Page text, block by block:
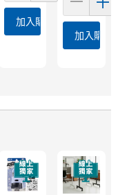
加入購物車
加入購物